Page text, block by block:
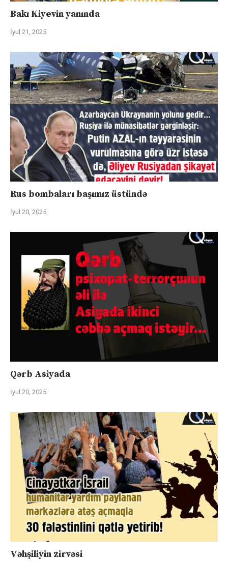
Bakı Kiyevin yanında
İyul 21, 2025
Rus bombaları başımız üstündə
İyul 20, 2025
Qərb Asiyada
İyul 20, 2025
Vəhşiliyin zirvəsi